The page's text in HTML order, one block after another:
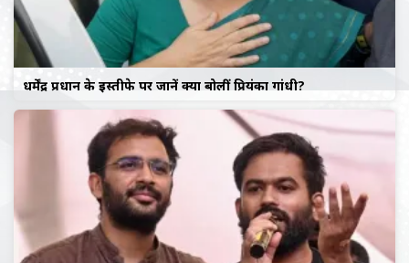
धर्मेंद्र प्रधान के इस्तीफे पर जानें क्या बोलीं प्रियंका गांधी?